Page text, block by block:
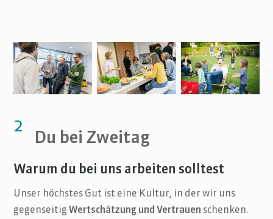
2
Du bei Zweitag
Warum du bei uns arbeiten solltest
Unser höchstes Gut ist eine Kultur, in der wir uns
gegenseitigWertschätzung und Vertrauen schenken.